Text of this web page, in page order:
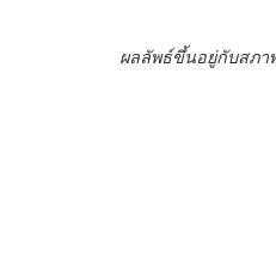
ผลลัพธ์ขึ้นอยู่กับสภา